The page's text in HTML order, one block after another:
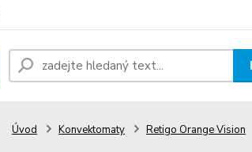
Úvod Konvektomaty Retigo Orange Vision